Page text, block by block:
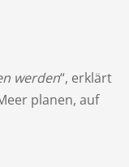
werden“, erklärt
planen, auf